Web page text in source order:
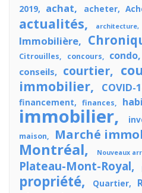
2019 achat acheter
actualités architecture
Immobilière
Citrouilles concours condo
conseils courtier
immobilier
COVID-
financement finances
immobilier
maison Marché
Montréal Nouveaux
Plateau-Mont-Royal
propriété Quartier